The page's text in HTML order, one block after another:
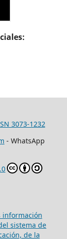
3073-1232
- WhatsApp